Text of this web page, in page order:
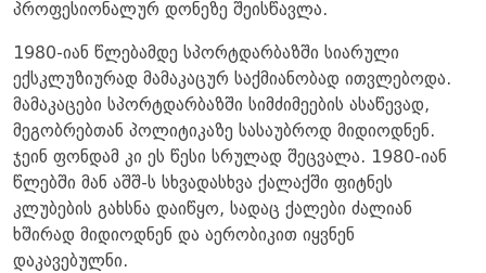
პროფესიონალურ დონეზე შეისწავლა.
1980-იან წლებამდე სპორტდარბაზში სიარული
ექსკლუზიურად მამაკაცურ საქმიანობად ითვლებოდა.
მამაკაცები სპორტდარბაზში სიმძიმეების ასაწევად,
მეგობრებთან პოლიტიკაზე სასაუბროდ მიდიოდნენ.
ჯეინ ფონდამ კი ეს წესი სრულად შეცვალა. 1980-იან
წლებში მან აშშ-ს სხვადასხვა ქალაქში ფიტნეს
კლუბების გახსნა დაიწყო, სადაც ქალები ძალიან
ხშირად მიდიოდნენ და აერობიკით იყვნენ
დაკავებულნი.